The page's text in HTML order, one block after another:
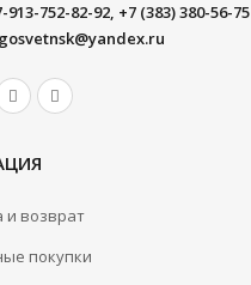
913-752-82-92, +7 (383) 380-56-75
и возврат
покупки